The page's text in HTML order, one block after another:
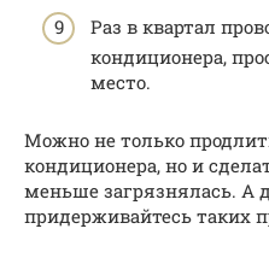
Раз в квартал
кондиционера,
место.
Можно не только
кондиционера, но и
меньше загрязнялась. А
придерживайтесь таких